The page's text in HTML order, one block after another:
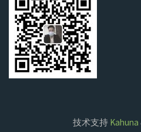
技术支持 Kahuna